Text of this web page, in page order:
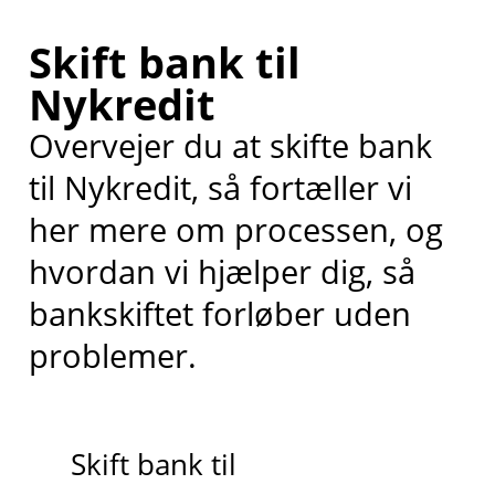
Skift bank til
Nykredit
Overvejer du at skifte bank
til Nykredit, så fortæller vi
her mere om processen, og
hvordan vi hjælper dig, så
bankskiftet forløber uden
problemer.
Skift bank til